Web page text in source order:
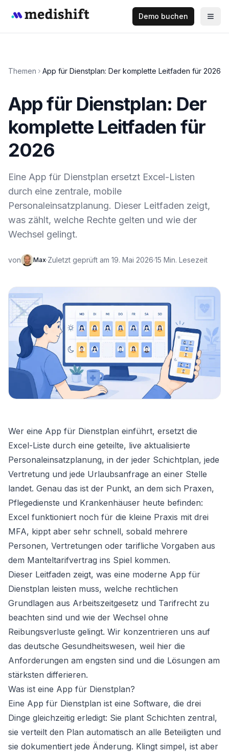
Demo buchen
Themen App für Dienstplan: Der komplette Leitfaden für 2026
App für Dienstplan: Der
komplette Leitfaden für
2026
Eine App für Dienstplan ersetzt Excel-Listen
durch eine zentrale, mobile
Personaleinsatzplanung. Dieser Leitfaden zeigt,
was zählt, welche Rechte gelten und wie der
Wechsel gelingt.
von Max·Zuletzt geprüft am 19. Mai 2026·15 Min. Lesezeit
Wer eine App für Dienstplan einführt, ersetzt die
Excel-Liste durch eine geteilte, live aktualisierte
Personaleinsatzplanung, in der jeder Schichtplan, jede
Vertretung und jede Urlaubsanfrage an einer Stelle
landet. Genau das ist der Punkt, an dem sich Praxen,
Pflegedienste und Krankenhäuser heute befinden:
Excel funktioniert noch für die kleine Praxis mit drei
MFA, kippt aber sehr schnell, sobald mehrere
Personen, Vertretungen oder tarifliche Vorgaben aus
dem Manteltarifvertrag ins Spiel kommen.
Dieser Leitfaden zeigt, was eine moderne App für
Dienstplan leisten muss, welche rechtlichen
Grundlagen aus Arbeitszeitgesetz und Tarifrecht zu
beachten sind und wie der Wechsel ohne
Reibungsverluste gelingt. Wir konzentrieren uns auf
das deutsche Gesundheitswesen, weil hier die
Anforderungen am engsten sind und die Lösungen am
stärksten differieren.
Was ist eine App für Dienstplan?
Eine App für Dienstplan ist eine Software, die drei
Dinge gleichzeitig erledigt: Sie plant Schichten zentral,
sie verteilt den Plan automatisch an alle Beteiligten und
sie dokumentiert jede Änderung. Klingt simpel, ist aber